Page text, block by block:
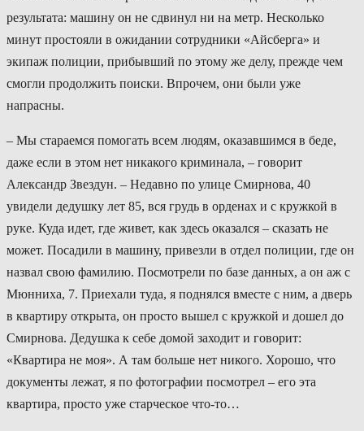
результата: машину он не сдвинул ни на метр. Несколько
минут простояли в ожидании сотрудники «Айсберга» и
экипаж полиции, прибывший по этому же делу, прежде чем
смогли продолжить поиски. Впрочем, они были уже
напрасны.
– Мы стараемся помогать всем людям, оказавшимся в беде,
даже если в этом нет никакого криминала, – говорит
Александр Звездун. – Недавно по улице Смирнова, 40
увидели дедушку лет 85, вся грудь в орденах и с кружкой в
руке. Куда идет, где живет, как здесь оказался – сказать не
может. Посадили в машину, привезли в отдел полиции, где он
назвал свою фамилию. Посмотрели по базе данных, а он аж с
Мюнниха, 7. Приехали туда, я поднялся вместе с ним, а дверь
в квартиру открыта, он просто вышел с кружкой и дошел до
Смирнова. Дедушка к себе домой заходит и говорит:
«Квартира не моя». А там больше нет никого. Хорошо, что
документы лежат, я по фотографии посмотрел – его эта
квартира, просто уже старческое что-то…